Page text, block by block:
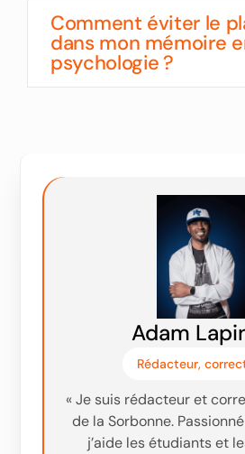
Comment éviter le
dans mon mémoire
psychologie ?
Adam
Rédacteur,
« Je suis rédacteur et
de la Sorbonne.
j’aide les étudiants et